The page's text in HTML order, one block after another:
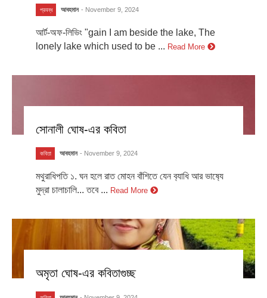
প্রবন্ধ আবহমান - November 9, 2024
আর্ট-অফ-লিভিং "gain I am beside the lake, The
lonely lake which used to be ... Read More
সোনালী ঘোষ-এর কবিতা
কবিতা আবহমান - November 9, 2024
মথুরাধিপতি ১. ঘন হলে রাত মোহন বাঁশিতে যেন ব‍্যাধি আর ভাষ‍্যে
মুদ্রা চালাচালি... তবে ... Read More
অমৃতা ঘোষ-এর কবিতাগুচ্ছ